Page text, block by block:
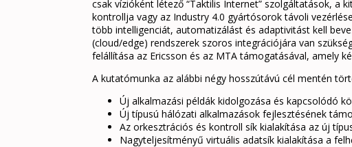
csak vízióként létező “Taktilis Internet” szolgáltatások,
kontrollja vagy az Industry 4.0 gyártósorok távoli
több intelligenciát, automatizálást és adaptivitást kell
(cloud/edge) rendszerek szoros integrációjára van
felállítása az Ericsson és az MTA támogatásával, amely
A kutatómunka az alábbi négy hosszútávú cél mentén
Új alkalmazási példák kidolgozása és kapcsolódó
Új típusú hálózati alkalmazások fejlesztésének
Az orkesztrációs és kontroll sík kialakítása az új
Nagyteljesítményű virtuális adatsík kialakítása a